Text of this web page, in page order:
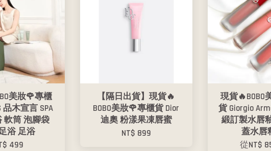
美妝🌹專櫃
品木宣言 SPA
軟筒 泡腳袋
浴 足浴
499
【隔日出貨】現貨🔥
BOBO美妝🌹專櫃貨 Dior
迪奧 粉漾果凍唇蜜
NT$ 899
現貨🔥BOBO
貨 Giorgio
緞訂製水唇
蓋水唇
從NT$